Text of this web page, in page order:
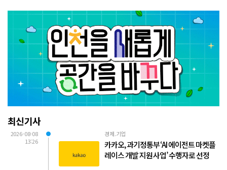
최신기사
2026-08-08
13:26
경제.기업
카카오, 과기정통부 ‘AI 에이전트 마켓플
레이스 개발 지원 사업’ 수행자로 선정